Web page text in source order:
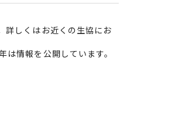
詳しくはお近くの生協にお
情報を公開しています。